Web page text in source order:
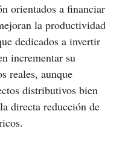
orientados a financiar
la productividad
dedicados a invertir
incrementar su
reales, aunque
distributivos bien
directa reducción de